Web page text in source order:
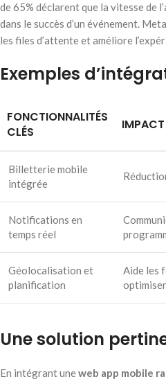
de 65% déclarent que la vitesse de
dans le succès d’un événement.
les files d’attente et améliore
Exemples
FONCTIONNALITÉS
CLÉS
IMPACT
Billetterie mobile
intégrée
Notifications en
temps réel
Géolocalisation et
planification
Aide les
Une solution
En intégrant uneweb app mobile